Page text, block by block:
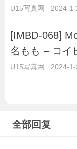
U15写真网 2024-1-
[IMBD-068]
名もも – コイ
名もも 前編
U15写真网 2024-1-
全部回复